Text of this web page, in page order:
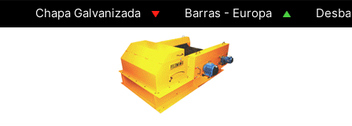
Chapa Galvanizada Barras - Europa
GAMA 3 - Cuadrados 200x200x8